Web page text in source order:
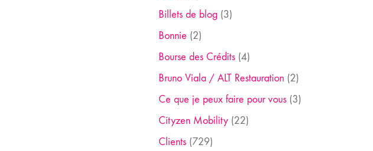
Billets de blog(3)
Bonnie (2)
Bourse des Crédits(4)
Bruno Viala / ALT Restauration(2)
Ce que je peux faire pour vous(3)
Cityzen Mobility(22)
Clients(729)